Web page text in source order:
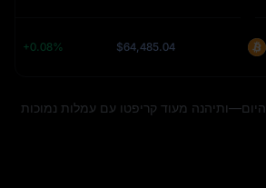
$64,485.04
+0.08%
התחל לקנות Bittensor היום—ותיהנה מעוד קריפטו עם עמלות נמוכות